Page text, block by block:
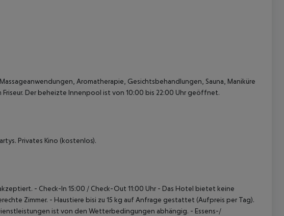
Aromatherapie, Gesichtsbehandlungen, Sauna, Maniküre
Friseur. Der beheizte Innenpool ist von 10:00 bis 22:00 Uhr geöffnet.
Privates Kino (kostenlos).
- Check-In 15:00 / Check-Out 11:00 Uhr - Das Hotel bietet keine
Zimmer. - Haustiere bisi zu 15 kg auf Anfrage gestattet (Aufpreis per Tag).
ist von den Wetterbedingungen abhängig. - Essens-/